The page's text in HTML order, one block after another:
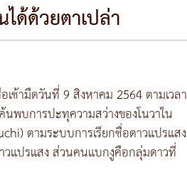
ด้ด้วยตาเปล่า
ช้ามืดวันที่ 9 สิงหาคม 2564 ตามเวลา
พบการปะทุความสว่างของโนวาใน
ตามระบบการเรียกชื่อดาวแปรแสง
วแปรแสง ส่วนคนแบกงูคือกลุ่มดาวที่